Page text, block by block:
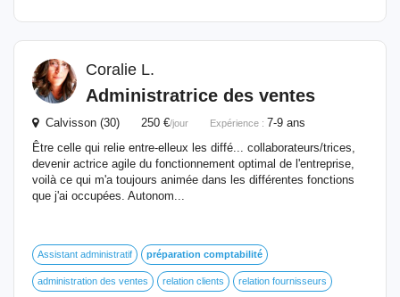
Coralie L.
Administratrice des ventes
Calvisson (30) 250 €/jour Expérience : 7-9 ans
Être celle qui relie entre-elleux les diffé... collaborateurs/trices,
devenir actrice agile du fonctionnement optimal de l'entreprise,
voilà ce qui m'a toujours animée dans les différentes fonctions
que j'ai occupées. Autonom...
Assistant administratif préparation comptabilité
administration des ventes relation clients relation fournisseurs